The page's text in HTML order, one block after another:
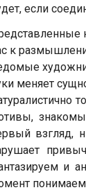
если
к
меняет
взгляд,
и